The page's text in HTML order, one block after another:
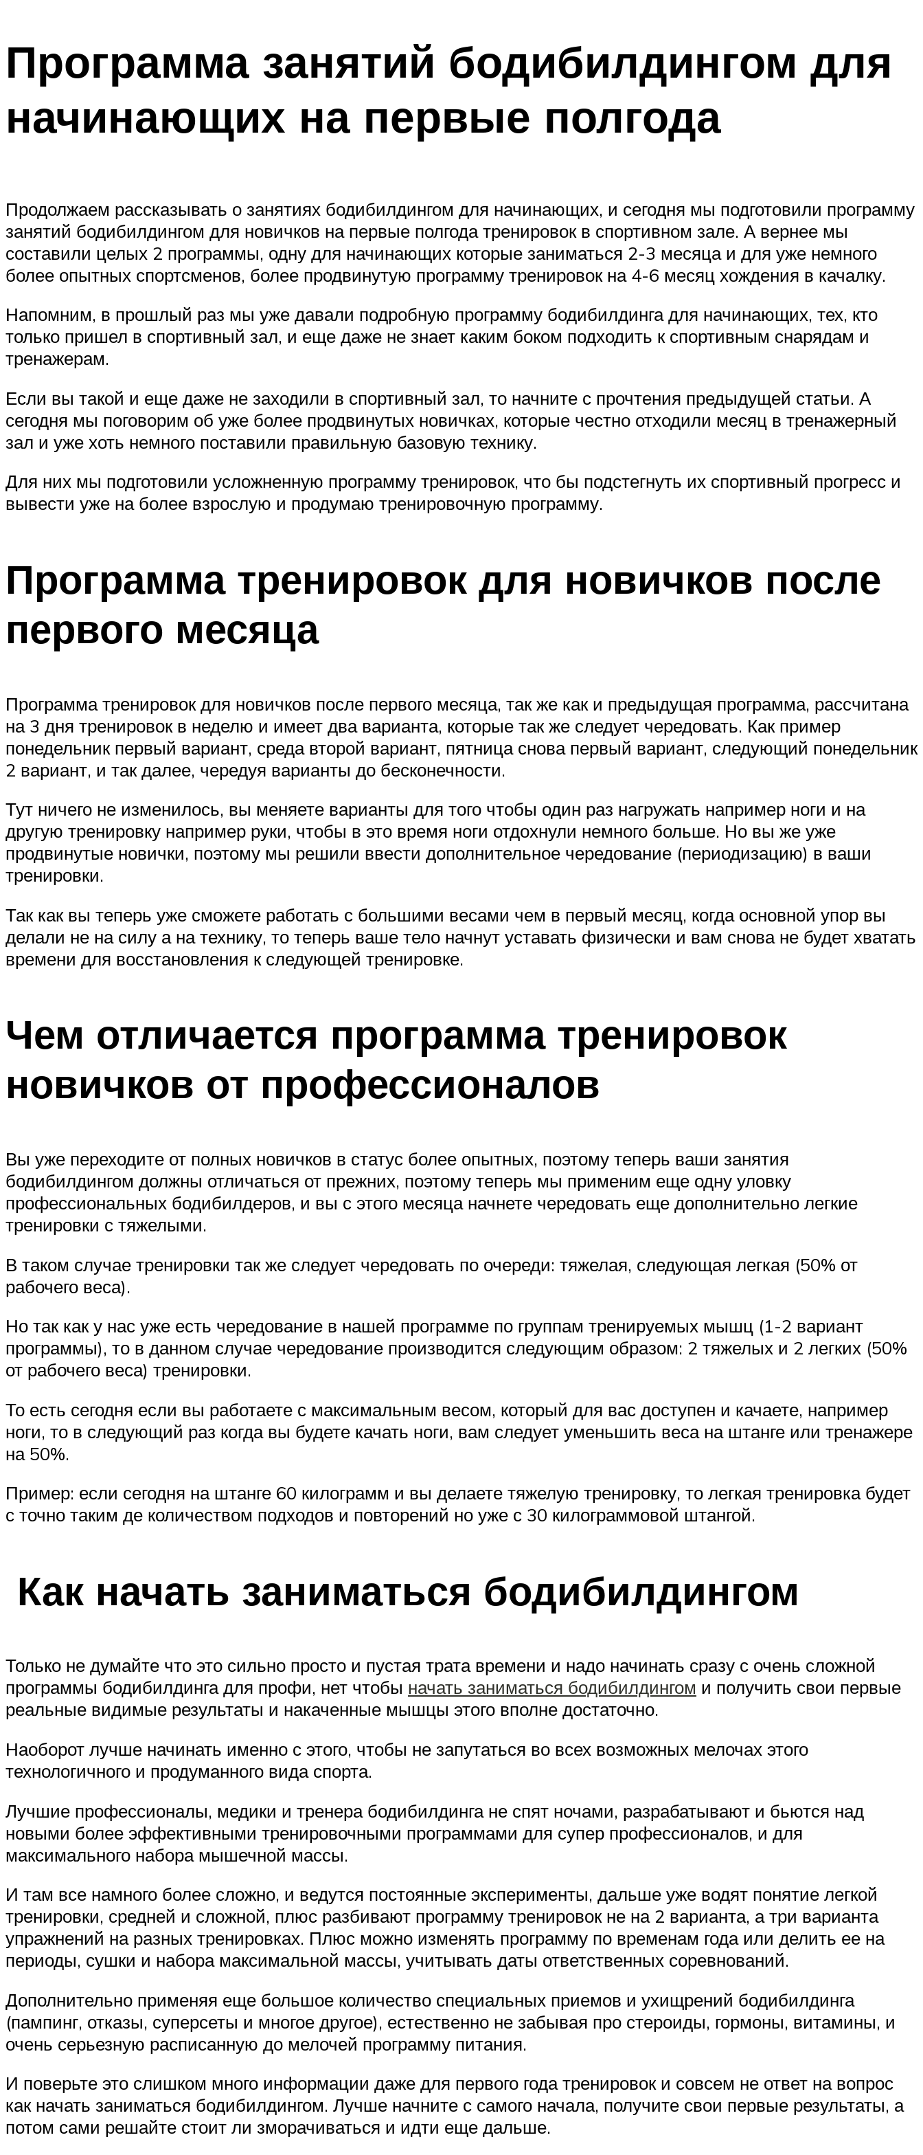
Программа занятий бодибилдингом для
начинающих на первые полгода
Продолжаем рассказывать о занятиях бодибилдингом для начинающих, и сегодня мы подготовили программу
занятий бодибилдингом для новичков на первые полгода тренировок в спортивном зале. А вернее мы
составили целых 2 программы, одну для начинающих которые заниматься 2-3 месяца и для уже немного
более опытных спортсменов, более продвинутую программу тренировок на 4-6 месяц хождения в качалку.
Напомним, в прошлый раз мы уже давали подробную программу бодибилдинга для начинающих, тех, кто
только пришел в спортивный зал, и еще даже не знает каким боком подходить к спортивным снарядам и
тренажерам.
Если вы такой и еще даже не заходили в спортивный зал, то начните с прочтения предыдущей статьи. А
сегодня мы поговорим об уже более продвинутых новичках, которые честно отходили месяц в тренажерный
зал и уже хоть немного поставили правильную базовую технику.
Для них мы подготовили усложненную программу тренировок, что бы подстегнуть их спортивный прогресс и
вывести уже на более взрослую и продумаю тренировочную программу.
Программа тренировок для новичков после
первого месяца
Программа тренировок для новичков после первого месяца, так же как и предыдущая программа, рассчитана
на 3 дня тренировок в неделю и имеет два варианта, которые так же следует чередовать. Как пример
понедельник первый вариант, среда второй вариант, пятница снова первый вариант, следующий понедельник
2 вариант, и так далее, чередуя варианты до бесконечности.
Тут ничего не изменилось, вы меняете варианты для того чтобы один раз нагружать например ноги и на
другую тренировку например руки, чтобы в это время ноги отдохнули немного больше. Но вы же уже
продвинутые новички, поэтому мы решили ввести дополнительное чередование (периодизацию) в ваши
тренировки.
Так как вы теперь уже сможете работать с большими весами чем в первый месяц, когда основной упор вы
делали не на силу а на технику, то теперь ваше тело начнут уставать физически и вам снова не будет хватать
времени для восстановления к следующей тренировке.
Чем отличается программа тренировок
новичков от профессионалов
Вы уже переходите от полных новичков в статус более опытных, поэтому теперь ваши занятия
бодибилдингом должны отличаться от прежних, поэтому теперь мы применим еще одну уловку
профессиональных бодибилдеров, и вы с этого месяца начнете чередовать еще дополнительно легкие
тренировки с тяжелыми.
В таком случае тренировки так же следует чередовать по очереди: тяжелая, следующая легкая (50% от
рабочего веса).
Но так как у нас уже есть чередование в нашей программе по группам тренируемых мышц (1-2 вариант
программы), то в данном случае чередование производится следующим образом: 2 тяжелых и 2 легких (50%
от рабочего веса) тренировки.
То есть сегодня если вы работаете с максимальным весом, который для вас доступен и качаете, например
ноги, то в следующий раз когда вы будете качать ноги, вам следует уменьшить веса на штанге или тренажере
на 50%.
Пример: если сегодня на штанге 60 килограмм и вы делаете тяжелую тренировку, то легкая тренировка будет
с точно таким де количеством подходов и повторений но уже с 30 килограммовой штангой.
Как начать заниматься бодибилдингом
Только не думайте что это сильно просто и пустая трата времени и надо начинать сразу с очень сложной
программы бодибилдинга для профи, нет чтобы начать заниматься бодибилдингом и получить свои первые
реальные видимые результаты и накаченные мышцы этого вполне достаточно.
Наоборот лучше начинать именно с этого, чтобы не запутаться во всех возможных мелочах этого
технологичного и продуманного вида спорта.
Лучшие профессионалы, медики и тренера бодибилдинга не спят ночами, разрабатывают и бьются над
новыми более эффективными тренировочными программами для супер профессионалов, и для
максимального набора мышечной массы.
И там все намного более сложно, и ведутся постоянные эксперименты, дальше уже водят понятие легкой
тренировки, средней и сложной, плюс разбивают программу тренировок не на 2 варианта, а три варианта
упражнений на разных тренировках. Плюс можно изменять программу по временам года или делить ее на
периоды, сушки и набора максимальной массы, учитывать даты ответственных соревнований.
Дополнительно применяя еще большое количество специальных приемов и ухищрений бодибилдинга
(пампинг, отказы, суперсеты и многое другое), естественно не забывая про стероиды, гормоны, витамины, и
очень серьезную расписанную до мелочей программу питания.
И поверьте это слишком много информации даже для первого года тренировок и совсем не ответ на вопрос
как начать заниматься бодибилдингом. Лучше начните с самого начала, получите свои первые результаты, а
потом сами решайте стоит ли зморачиваться и идти еще дальше.